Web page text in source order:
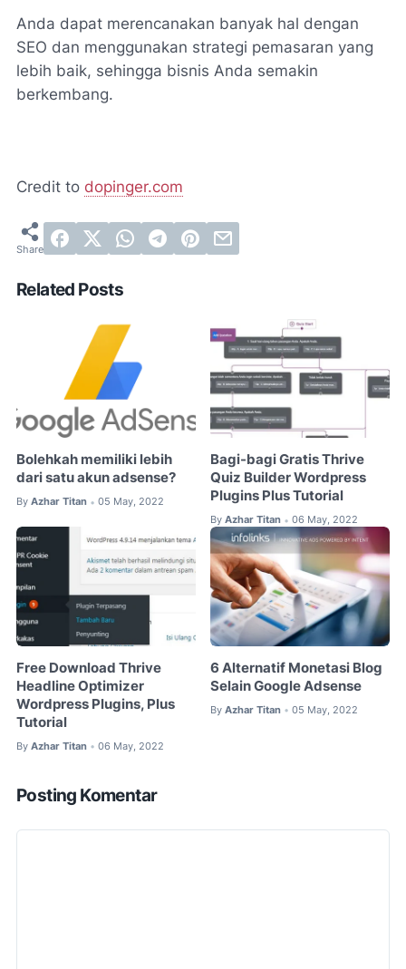
Anda dapat merencanakan banyak hal dengan
SEO dan menggunakan strategi pemasaran yang
lebih baik, sehingga bisnis Anda semakin
berkembang.
Credit to dopinger.com
Related Posts
Bolehkah memiliki lebih
dari satu akun adsense?
By Azhar Titan • 05 May, 2022
Bagi-bagi Gratis Thrive
Quiz Builder Wordpress
Plugins Plus Tutorial
By Azhar Titan • 06 May, 2022
Free Download Thrive
Headline Optimizer
Wordpress Plugins, Plus
Tutorial
By Azhar Titan • 06 May, 2022
6 Alternatif Monetasi Blog
Selain Google Adsense
By Azhar Titan • 05 May, 2022
Posting Komentar